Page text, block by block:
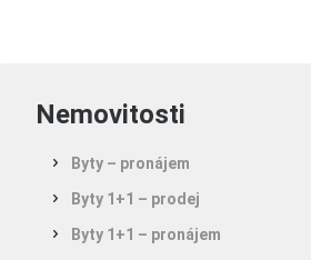
Nemovitosti
Byty – pronájem
Byty 1+1 – prodej
Byty 1+1 – pronájem